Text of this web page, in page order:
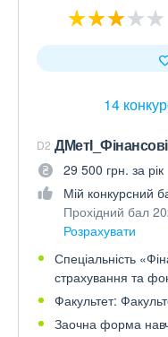
14
D2 ДМетІ_Фінансові
29 500 грн. за рік
Мій конкурсний
Прохідний бал
Розрахувати
Спеціальність
страхування та
Факультет:
Заочна форма